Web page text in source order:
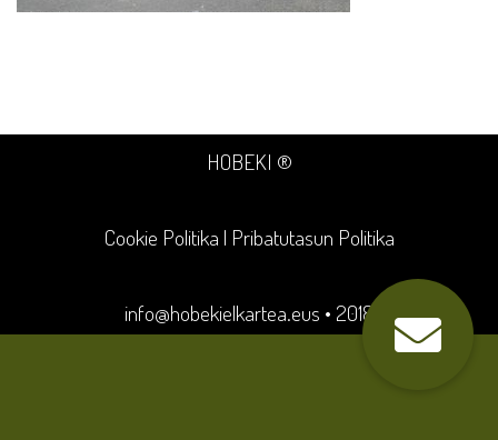
HOBEKI ®
Cookie Politika | Pribatutasun Politika
info@hobekielkartea.eus • 2018